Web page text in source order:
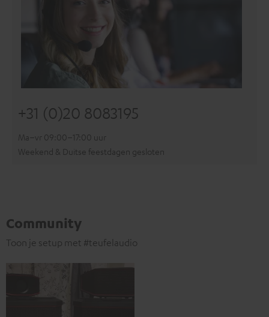
+31 (0)20 8083195
Ma–vr 09:00–17:00 uur
Weekend & Duitse feestdagen gesloten
Community
Toon je setup met #teufelaudio